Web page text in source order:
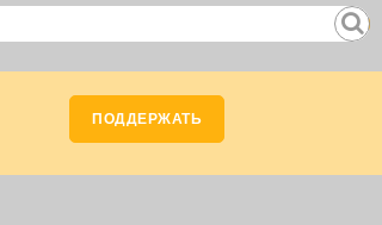
ПОДДЕРЖАТЬ